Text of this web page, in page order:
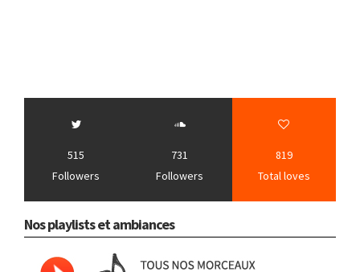
515
Followers
731
Followers
819
Total loves
Nos playlists et ambiances